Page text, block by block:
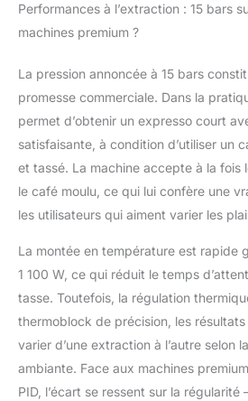
Performances à l’extraction : 15 bars
machines premium ?
La pression annoncée à 15 bars
promesse commerciale. Dans la
permet d’obtenir un expresso court
satisfaisante, à condition d’utiliser un
et tassé. La machine accepte à la fois
le café moulu, ce qui lui confère une
les utilisateurs qui aiment varier les
La montée en température est rapide
1 100 W, ce qui réduit le temps
tasse. Toutefois, la régulation
thermoblock de précision, les
varier d’une extraction à l’autre selon
ambiante. Face aux machines
PID, l’écart se ressent sur la